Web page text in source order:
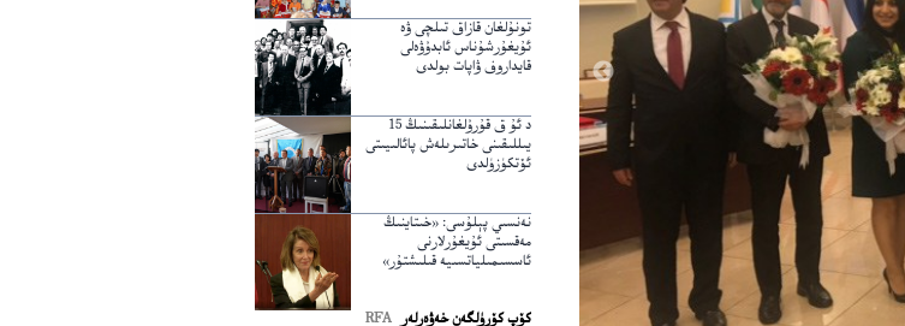
تونۇلغان قازاق تىلچى ۋە
ئۇيغۇرشۇناس ئابدۇۋەلى
قايداروف ۋاپات بولدى
د ئۇ ق قۇرۇلغانلىقىنىڭ 15
يىللىقىنى خاتىرىلەش پائالىيىتى
ئۆتكۈزۈلدى
نەنسىي پېلۇسى: «خىتاينىڭ
مەقسىتى ئۇيغۇرلارنى
ئاسسىمىلياتسىيە قىلىشتۇر»
كۆپ كۆرۈلگەن خەۋەرلەر RFA